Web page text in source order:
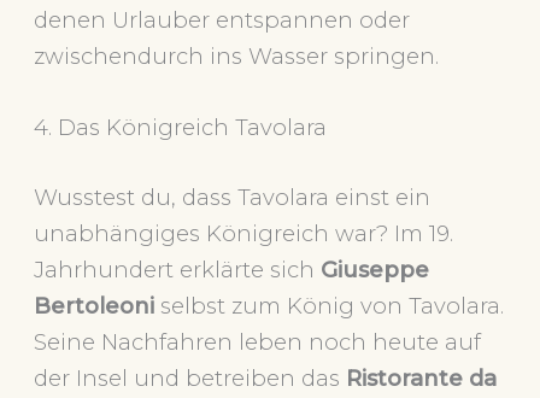
denen Urlauber entspannen oder
zwischendurch ins Wasser springen.
4. Das Königreich Tavolara
Wusstest du, dass Tavolara einst ein
unabhängiges Königreich war? Im 19.
Jahrhundert erklärte sich Giuseppe
Bertoleoni selbst zum König von Tavolara.
Seine Nachfahren leben noch heute auf
der Insel und betreiben das Ristorante da